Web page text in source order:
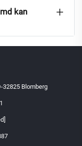
kan
32825 Blomberg